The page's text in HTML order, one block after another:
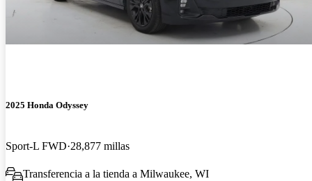
2025 Honda Odyssey
Sport-L FWD 28,877 millas
Transferencia a la tienda a Milwaukee, WI